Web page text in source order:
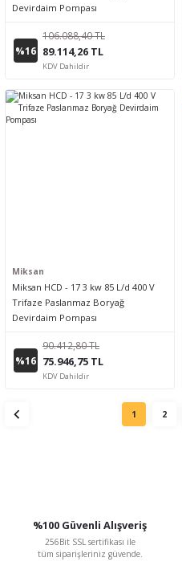
Devirdaim Pompası
%16
106.088,40 TL
89.114,26 TL
KDV Dahildir
Miksan
Miksan HCD - 17 3 kw 85 L/d 400 V
Trifaze Paslanmaz Boryağ
Devirdaim Pompası
%16
90.412,80 TL
75.946,75 TL
KDV Dahildir
1 2
%100 Güvenli Alışveriş
256Bit SSL sertifikası ile
tüm siparişleriniz güvende.